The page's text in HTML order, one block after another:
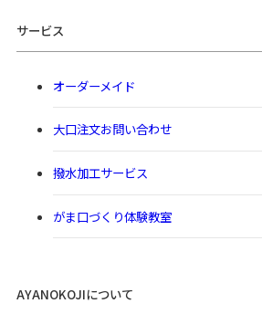
サービス
オーダーメイド
大口注文お問い合わせ
撥水加工サービス
がま口づくり体験教室
AYANOKOJIについて